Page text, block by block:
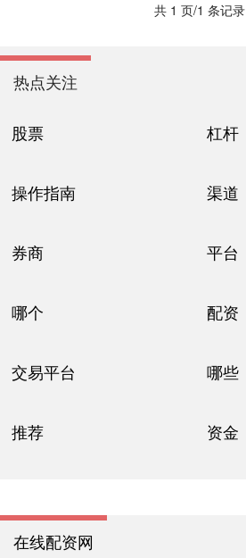
共 1 页/1 条记录
热点关注
股票 杠杆
操作指南 渠道
券商 平台
哪个 配资
交易平台 哪些
推荐 资金
在线配资网